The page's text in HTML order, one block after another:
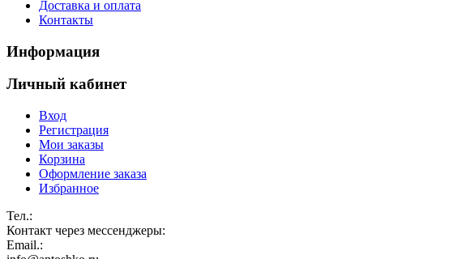
Доставка и оплата
Контакты
Информация
Личный кабинет
Вход
Регистрация
Мои заказы
Корзина
Оформление заказа
Избранное
Тел.:
Контакт через мессенджеры:
Email.: